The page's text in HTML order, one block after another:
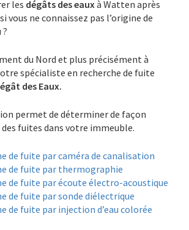
les dégâts des eauxà Watten après
ne connaissez pas l’origine de
du Nord et plus précisément à
spécialiste en recherche de fuite
des Eaux.
permet de déterminer de façon
des fuites dans votre immeuble.
de fuite par caméra de canalisation
de fuite par thermographie
de fuite par écoute électro-acoustique
de fuite par sonde diélectrique
de fuite par injection d’eau colorée